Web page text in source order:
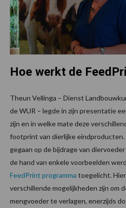
Hoe werkt de
Theun Vellinga – Dienst
de WUR – legde in zijn presentatie
zijn en in welke mate deze
footprint van dierlijke eindproducten.
gegaan op de bijdrage van
de hand van enkele voorbeelden
FeedPrint programma toegelicht.
verschillende mogelijkheden zijn om
mengvoeder te verlagen, enerzijds